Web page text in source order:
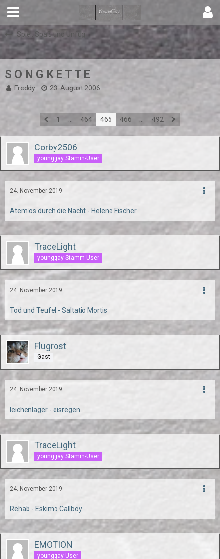
Spiel, Spaß und Unfug
S O N G K E T T E
Freddy 23. August 2006
1 464 465 466 492
Corby2506
younggay Stamm-User
24. November 2019
Atemlos durch die Nacht - Helene Fischer
TraceLight
younggay Stamm-User
24. November 2019
Tod und Teufel - Saltatio Mortis
Flugrost
Gast
24. November 2019
leichenlager - eisregen
TraceLight
younggay Stamm-User
24. November 2019
Rehab - Eskimo Callboy
EMOTION
younggay User